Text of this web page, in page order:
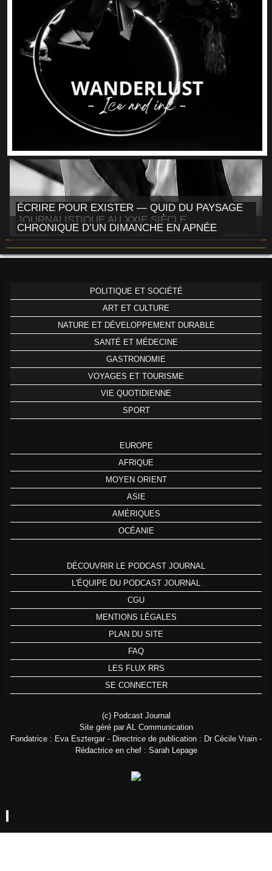
ÉCRIRE POUR EXISTER — QUID DU PAYSAGE
JOURNALISTIQUE AU XXIE SIÈCLE
CHRONIQUE D’UN DIMANCHE EN APNÉE
POLITIQUE ET SOCIÉTÉ
ART ET CULTURE
NATURE ET DÉVELOPPEMENT DURABLE
SANTÉ ET MÉDECINE
GASTRONOMIE
VOYAGES ET TOURISME
VIE QUOTIDIENNE
SPORT
EUROPE
AFRIQUE
MOYEN ORIENT
ASIE
AMÉRIQUES
OCÉANIE
DÉCOUVRIR LE PODCAST JOURNAL
L'ÉQUIPE DU PODCAST JOURNAL
CGU
MENTIONS LÉGALES
PLAN DU SITE
FAQ
LES FLUX RRS
SE CONNECTER
(c) Podcast Journal
Site géré par AL Communication
Fondatrice : Eva Esztergar - Directrice de publication : Dr Cécile Vrain -
Rédactrice en chef : Sarah Lepage